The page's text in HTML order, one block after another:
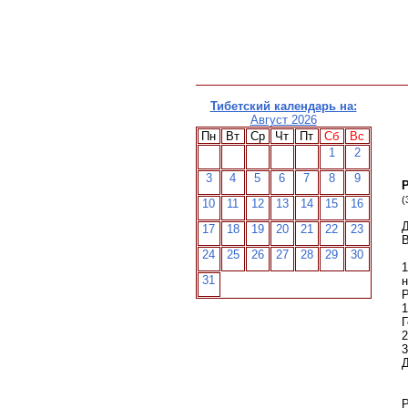
Тибетский календарь на:
Август 2026
Пн
Вт Ср Чт Пт Сб
Вс
1
2
3
4 5 6 7 8
9
10
11 12 13 14 15
16
17
18 19 20 21 22
23
24
25 26 27 28 29
30
31